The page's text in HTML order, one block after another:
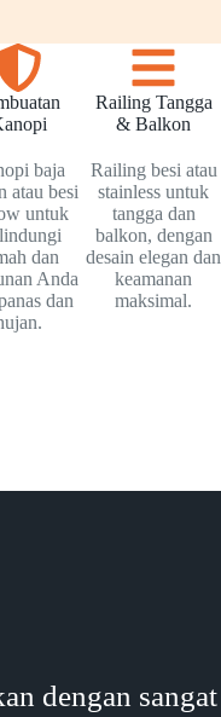
baja
atau besi
untuk
dan
Anda
dan
Railing Tangga
& Balkon
Railing besi atau
stainless untuk
tangga dan
balkon, dengan
desain elegan dan
keamanan
maksimal.
dengan sangat